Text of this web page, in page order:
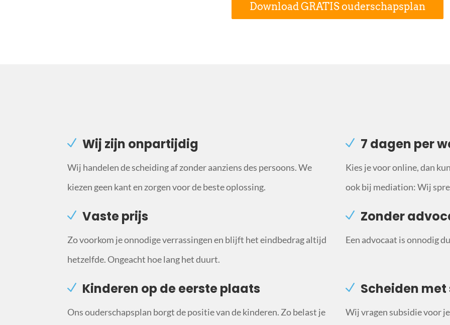
Download GRATIS ouderschapsplan
Wij zijn onpartijdig
Wij handelen de scheiding af zonder aanziens des persoons. We
kiezen geen kant en zorgen voor de beste oplossing.
7 dagen per
Kies je voor online, dan
ook bij mediation: Wij
Vaste prijs
Zo voorkom je onnodige verrassingen en blijft het eindbedrag altijd
hetzelfde. Ongeacht hoe lang het duurt.
Zonder
Een advocaat is onnodig
Kinderen op de eerste plaats
Ons ouderschapsplan borgt de positie van de kinderen. Zo belast je
Scheiden
Wij vragen subsidie voor